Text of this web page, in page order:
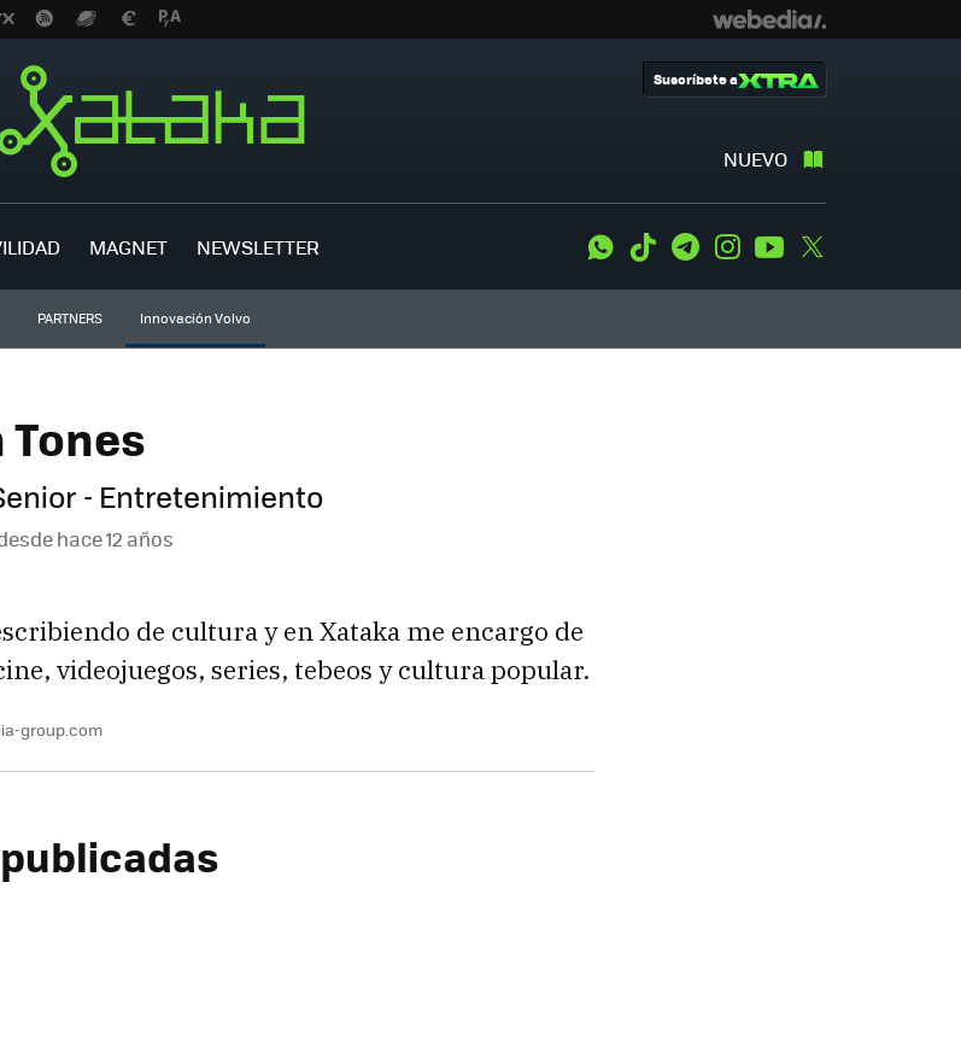
NUEVO
Suscríbete a
MAGNET NEWSLETTER WhatsApp
Tiktok TelegramInstagramYoutube
PARTNERS Innovación Volvo
- Entretenimiento
hace 12 años
de cultura y en Xataka me encargo de
videojuegos, series, tebeos y cultura popular.
group.com